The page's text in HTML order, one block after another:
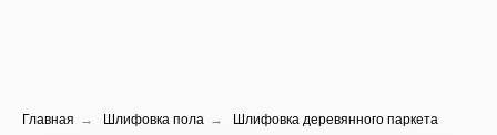
Главная → Шлифовка пола → Шлифовка деревянного паркета